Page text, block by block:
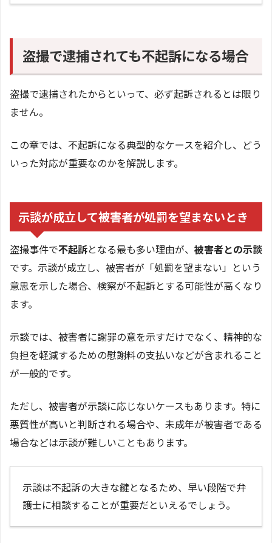
盗撮で逮捕されても不起訴になる場合
盗撮で逮捕されたからといって、必ず起訴されるとは限り
ません。
この章では、不起訴になる典型的なケースを紹介し、どう
いった対応が重要なのかを解説します。
示談が成立して被害者が処罰を望まないとき
盗撮事件で不起訴となる最も多い理由が、 被害者との示談
です。示談が成立し、被害者が「処罰を望まない」という
意思を示した場合、検察が不起訴とする可能性が高くなり
ます。
示談では、被害者に謝罪の意を示すだけでなく、精神的な
負担を軽減するための慰謝料の支払いなどが含まれること
が一般的です。
ただし、被害者が示談に応じないケースもあります。特に
悪質性が高いと判断される場合や、未成年が被害者である
場合などは示談が難しいこともあります。
示談は不起訴の大きな鍵となるため、早い段階で弁
護士に相談することが重要だといえるでしょう。